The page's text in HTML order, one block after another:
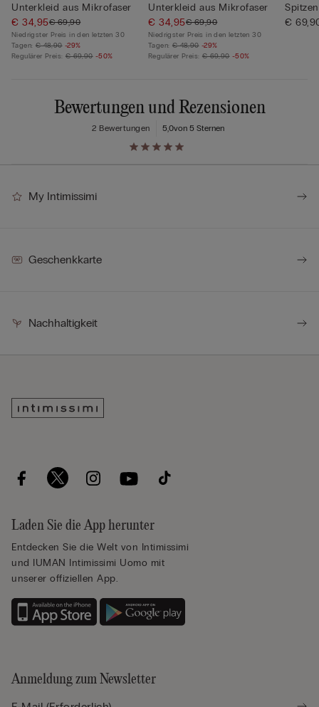
Unterkleid aus Mikrofaser
€ 34,95€ 69,90
Niedrigster Preis in den letzten 30
Tagen: € 48,90 -29%
Regulärer Preis: € 69,90 -50%
Unterkleid aus Mikrofaser
€ 34,95€ 69,90
Niedrigster Preis in den letzten 30
Tagen: € 48,90 -29%
Regulärer Preis: € 69,90 -50%
€
Bewertungen und Rezensionen
5,0von 5 Sternen
2 Bewertungen
My Intimissimi
Geschenkkarte
Nachhaltigkeit
Laden Sie die App herunter
Entdecken Sie die Welt von Intimissimi
und IUMAN Intimissimi Uomo mit
unserer offiziellen App.
Anmeldung zum Newsletter